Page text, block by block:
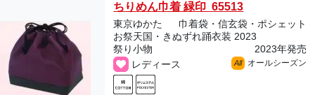
ちりめん巾着 緑印 65513
東京ゆかた
巾着袋・信玄袋・ポシェット
お祭天国・きぬずれ踊衣装 2023
祭り小物
2023年発売
レディース
All オールシーズン